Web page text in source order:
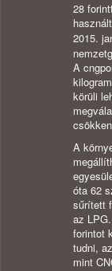
28
2015.
A
körüli
A
óta 62
sűrített
az
forintot
tudni,
mint